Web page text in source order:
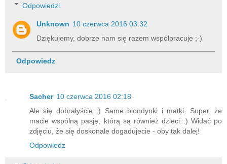
Odpowiedzi
Unknown 10 czerwca 2016 03:32
Dziękujemy, dobrze nam się razem współpracuje ;-)
Odpowiedz
Sacher 10 czerwca 2016 02:18
Ale się dobrałyście :) Same blondynki i matki. Super, że
macie wspólną pasję, którą są również dzieci :) Widać po
zdjęciu, że się doskonale dogadujecie - oby tak dalej!
Odpowiedz